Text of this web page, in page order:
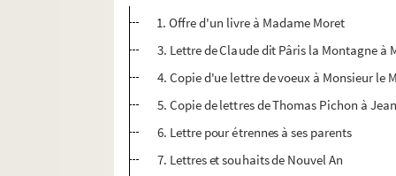
1. Offre d'un livre à Madame Moret
3. Lettre de Claude dit Pâris la Montagne
4. Copie d'ue lettre de voeux à Monsieur le
5. Copie de lettres de Thomas Pichon à
6. Lettre pour étrennes à ses parents
7. Lettres et souhaits de Nouvel An